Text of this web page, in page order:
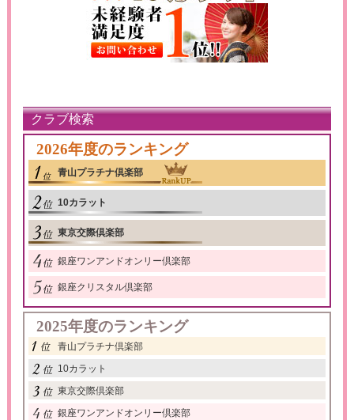
クラブ検索
2026年度のランキング
青山プラチナ倶楽部
10カラット
東京交際倶楽部
銀座ワンアンドオンリー倶楽部
銀座クリスタル倶楽部
2025年度のランキング
青山プラチナ倶楽部
10カラット
東京交際倶楽部
銀座ワンアンドオンリー倶楽部